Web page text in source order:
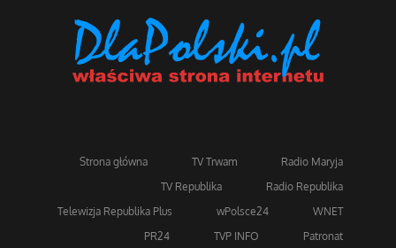
Strona główna TV Trwam
Radio Maryja
TV Republika
Radio Republika
Telewizja Republika Plus
wPolsce24
WNET
PR24
TVP INFO
Patronat